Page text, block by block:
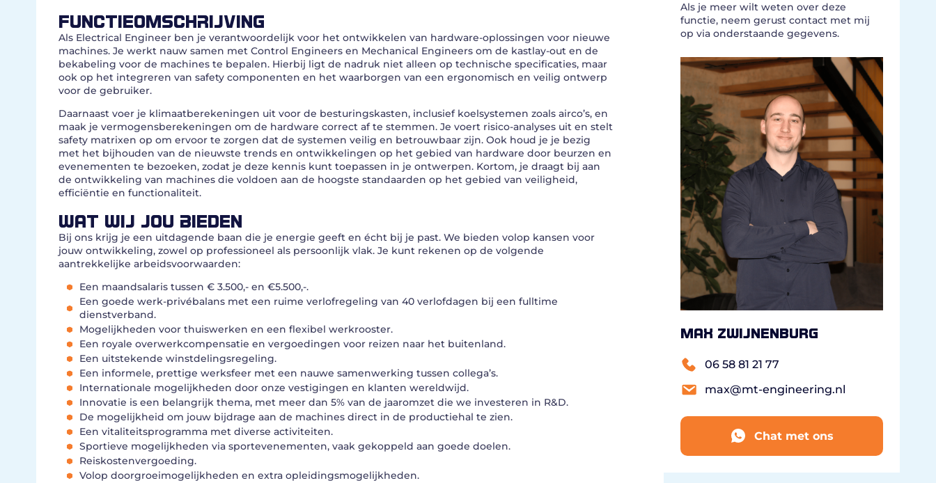
FUNCTIEOMSCHRIJVING
Als Electrical Engineer ben je verantwoordelijk voor het ontwikkelen van hardware-oplossingen voor nieuwe
machines. Je werkt nauw samen met Control Engineers en Mechanical Engineers om de kastlay-out en de
bekabeling voor de machines te bepalen. Hierbij ligt de nadruk niet alleen op technische specificaties, maar
ook op het integreren van safety componenten en het waarborgen van een ergonomisch en veilig ontwerp
voor de gebruiker.
Daarnaast voer je klimaatberekeningen uit voor de besturingskasten, inclusief koelsystemen zoals airco’s, en
maak je vermogensberekeningen om de hardware correct af te stemmen. Je voert risico-analyses uit en stelt
safety matrixen op om ervoor te zorgen dat de systemen veilig en betrouwbaar zijn. Ook houd je je bezig
met het bijhouden van de nieuwste trends en ontwikkelingen op het gebied van hardware door beurzen en
evenementen te bezoeken, zodat je deze kennis kunt toepassen in je ontwerpen. Kortom, je draagt bij aan
de ontwikkeling van machines die voldoen aan de hoogste standaarden op het gebied van veiligheid,
efficiëntie en functionaliteit.
WAT WIJ JOU BIEDEN
Bij ons krijg je een uitdagende baan die je energie geeft en écht bij je past. We bieden volop kansen voor
jouw ontwikkeling, zowel op professioneel als persoonlijk vlak. Je kunt rekenen op de volgende
aantrekkelijke arbeidsvoorwaarden:
Een maandsalaris tussen € 3.500,- en €5.500,-.
Een goede werk-privébalans met een ruime verlofregeling van 40 verlofdagen bij een fulltime
dienstverband.
Mogelijkheden voor thuiswerken en een flexibel werkrooster.
Een royale overwerkcompensatie en vergoedingen voor reizen naar het buitenland.
Een uitstekende winstdelingsregeling.
Een informele, prettige werksfeer met een nauwe samenwerking tussen collega’s.
Internationale mogelijkheden door onze vestigingen en klanten wereldwijd.
Innovatie is een belangrijk thema, met meer dan 5% van de jaaromzet die we investeren in R&D.
De mogelijkheid om jouw bijdrage aan de machines direct in de productiehal te zien.
Een vitaliteitsprogramma met diverse activiteiten.
Sportieve mogelijkheden via sportevenementen, vaak gekoppeld aan goede doelen.
Reiskostenvergoeding.
Volop doorgroeimogelijkheden en extra opleidingsmogelijkheden.
Als je meer wilt weten over deze
functie, neem gerust contact met mij
op via onderstaande gegevens.
Max Zwijnenburg
06 58 81 21 77
max@mt-engineering.nl
Chat met ons